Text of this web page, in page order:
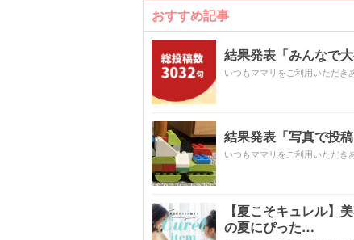
おすすめ記事
結果発表「みんなで
いつもママリをご利用いただき
結果発表「写真で投
いつもママリをご利用いただき
【夏こそキュレル】
の夏にぴった…